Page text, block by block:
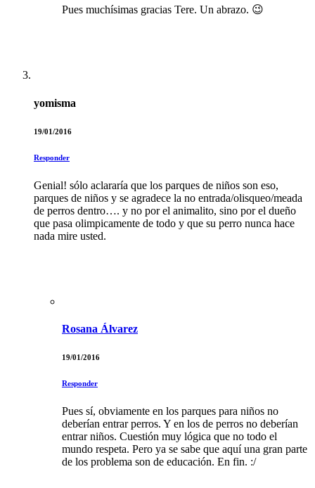
Pues muchísimas gracias Tere. Un abrazo. 😉
yomisma
19/01/2016
Responder
Genial! sólo aclararía que los parques de niños son eso,
parques de niños y se agradece la no entrada/olisqueo/meada
de perros dentro…. y no por el animalito, sino por el dueño
que pasa olimpicamente de todo y que su perro nunca hace
nada mire usted.
Rosana Álvarez
19/01/2016
Responder
Pues sí, obviamente en los parques para niños no
deberían entrar perros. Y en los de perros no deberían
entrar niños. Cuestión muy lógica que no todo el
mundo respeta. Pero ya se sabe que aquí una gran parte
de los problema son de educación. En fin. :/